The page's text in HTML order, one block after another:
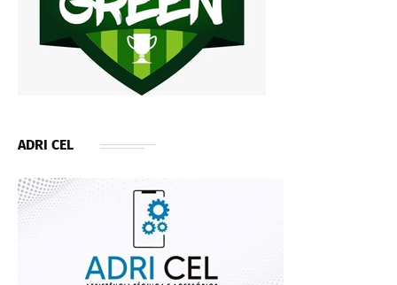
ADRI CEL